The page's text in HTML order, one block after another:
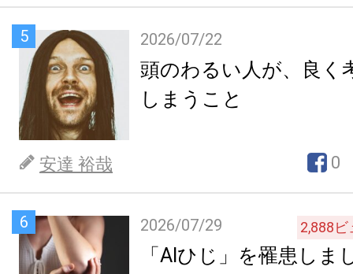
5 2026/07/22
頭のわるい人が、良く
しまうこと
安達 裕哉 0
6 2026/07/29 2,888ビ
「AIひじ」を罹患しま